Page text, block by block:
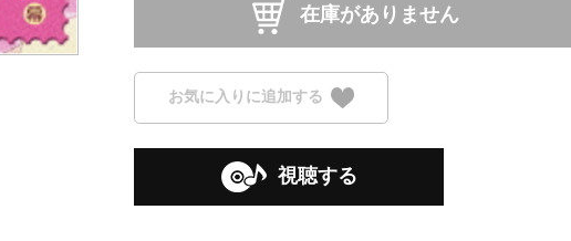
在庫がありません
お気に入りに追加する
視聴する